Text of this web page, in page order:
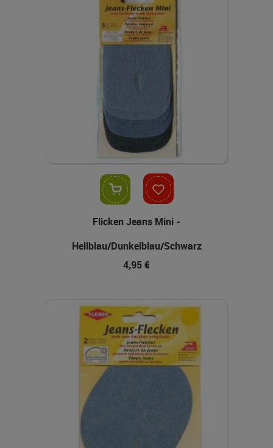
Flicken Jeans Mini -
Hellblau/Dunkelblau/Schwarz
4,95 €